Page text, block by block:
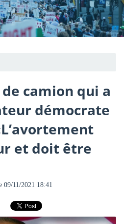
camion qui a
démocrate
et doit être
09/11/2021 18:41